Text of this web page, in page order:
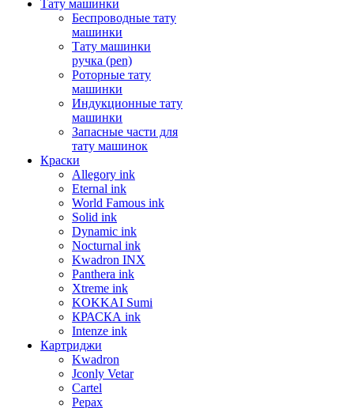
Тату машинки
Беспроводные тату
машинки
Тату машинки
ручка (pen)
Роторные тату
машинки
Индукционные тату
машинки
Запасные части для
тату машинок
Краски
Allegory ink
Eternal ink
World Famous ink
Solid ink
Dynamic ink
Nocturnal ink
Kwadron INX
Panthera ink
Xtreme ink
KOKKAI Sumi
КРАСКА ink
Intenze ink
Картриджи
Kwadron
Jconly Vetar
Cartel
Pepax